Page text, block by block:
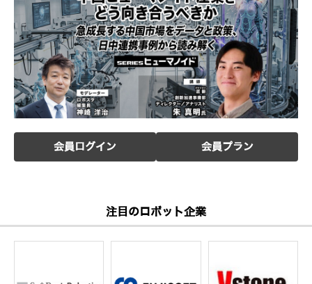
会員ログイン 会員プラン
注目のロボット企業